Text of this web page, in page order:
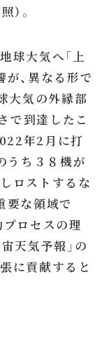
）。
球大気へ「上
、異なる形で
大気の外縁部
で到達したこ
年2月に打
ち３８機が
ロストするな
要な領域で
プロセスの理
天気予報」の
に貢献すると